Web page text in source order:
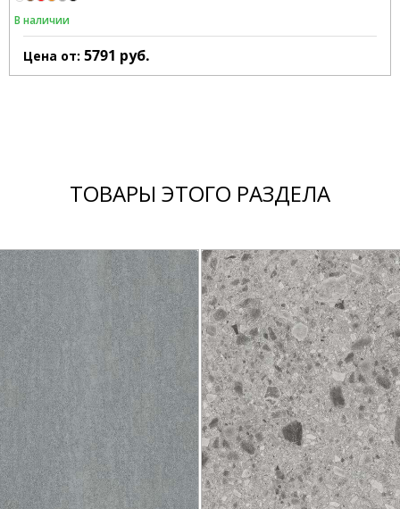
В наличии
Цена от: 5791 руб.
ТОВАРЫ ЭТОГО РАЗДЕЛА